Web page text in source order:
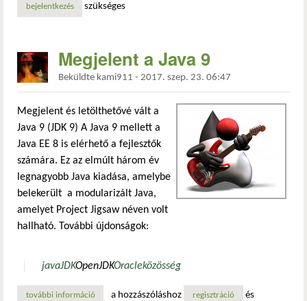
bejelentkezés szükséges
Megjelent a Java 9
Beküldte kami911 - 2017. szep. 23. 06:47
Megjelent és letölthetővé vált a
Java 9 (JDK 9) A Java 9 mellett a
Java EE 8 is elérhető a fejlesztők
számára. Ez az elmúlt három év
legnagyobb Java kiadása, amelybe
belekerült a modularizált Java,
amelyet Project Jigsaw néven volt
hallható. További újdonságok:
javaJDKOpenJDKOracleközösség
további információmegjelent a java 9 tartalommal kapcsolatosan
a hozzászóláshoz regisztráció és